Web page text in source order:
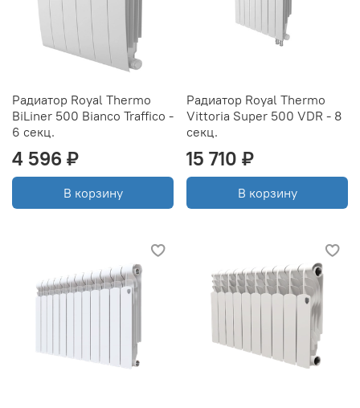
Радиатор Royal Thermo
BiLiner 500 Bianco Traffico -
6 секц.
4 596 ₽
В корзину
Радиатор Royal Thermo
Vittoria Super 500 VDR - 8
секц.
15 710 ₽
В корзину